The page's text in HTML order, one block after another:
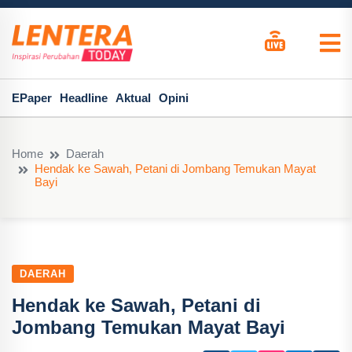
EPaper Headline Aktual Opini
Home
Daerah
Hendak ke Sawah, Petani di Jombang Temukan Mayat
Bayi
DAERAH
Hendak ke Sawah, Petani di
Jombang Temukan Mayat Bayi